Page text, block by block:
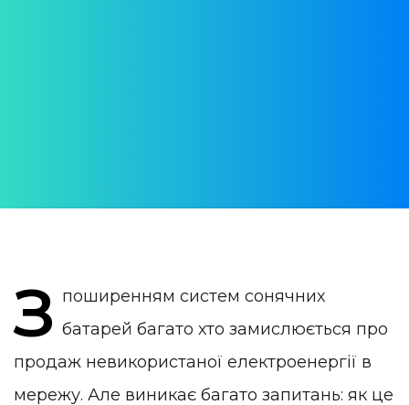
01 October 2023
З поширенням систем сонячних
батарей багато хто замислюється про
продаж невикористаної електроенергії в
мережу. Але виникає багато запитань: як це